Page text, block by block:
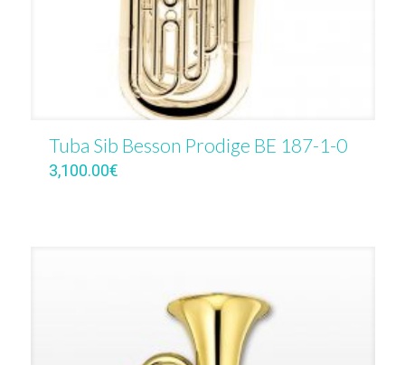
Tuba Sib Besson Prodige BE 187-1-0
3,100.00€